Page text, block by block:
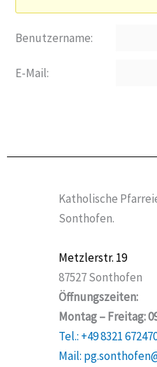
Benutzername:
E-Mail:
Katholische
Sonthofen.
Metzlerstr. 19
87527 Sonthofen
Öffnungszeiten:
Montag – Freitag:
Tel.: +49 8321
Mail: